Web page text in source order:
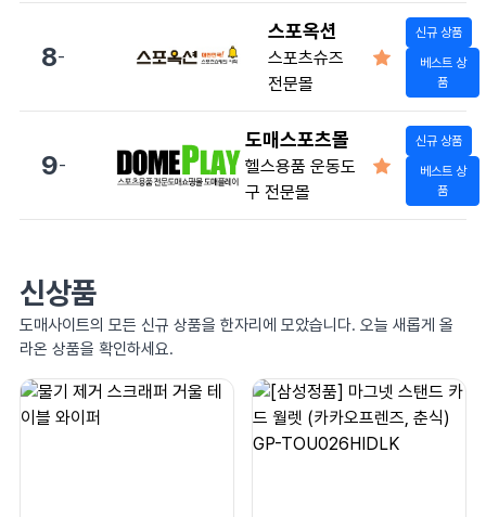
8-
스포옥션
스포츠슈즈
전문몰
신규 상품
베스트 상
품
9-
도매스포츠몰
헬스용품 운동도
구 전문몰
신규 상품
베스트 상
품
신상품
도매사이트의 모든 신규 상품을 한자리에 모았습니다. 오늘 새롭게 올
라온 상품을 확인하세요.